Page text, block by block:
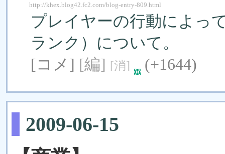
http://khex.blog42.fc2.com/blog-entry-809.html
プレイヤーの行動によっ
ランク）について。
[コメ] [編] [消] (+1644)
2009-06-15